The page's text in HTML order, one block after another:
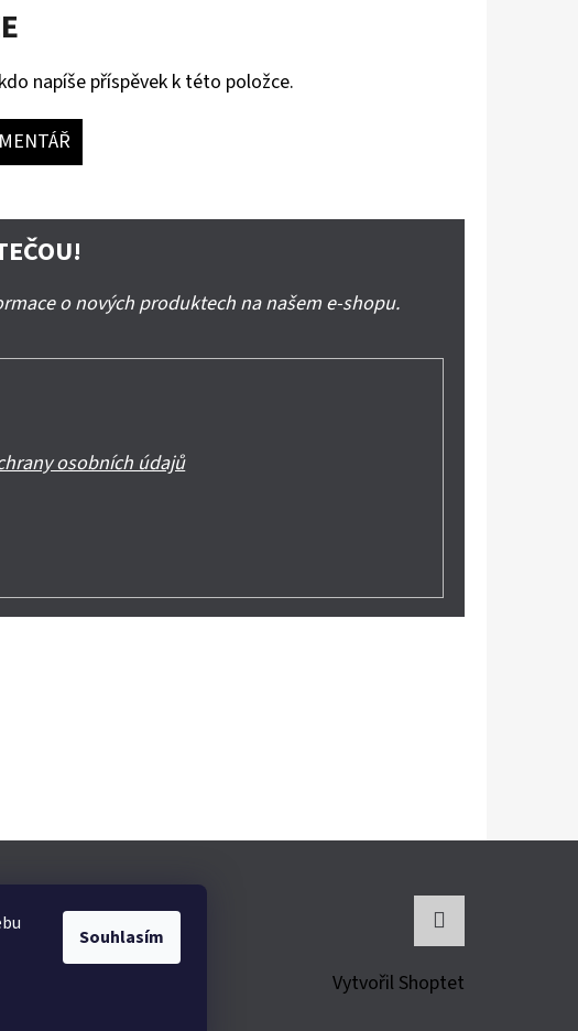
Souhlasím
napíše příspěvek k této položce.
o nových produktech na našem e-shopu.
osobních údajů
Vytvořil Shoptet